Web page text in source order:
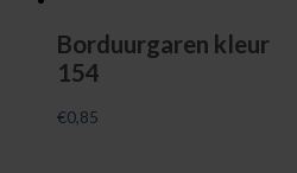
Borduurgaren kleur
154
€0,85